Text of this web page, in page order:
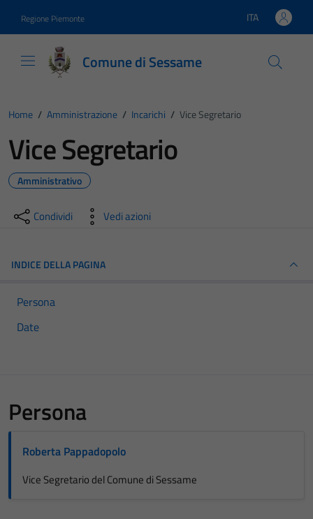
Regione Piemonte Lingua attiva:
ITA
Comune di Sessame
Home / Amministrazione / Incarichi / Vice Segretario
Vice Segretario
Amministrativo
Condividi Vedi azioni
INDICE DELLA PAGINA
Persona
Date
Persona
Roberta Pappadopolo
Vice Segretario del Comune di Sessame